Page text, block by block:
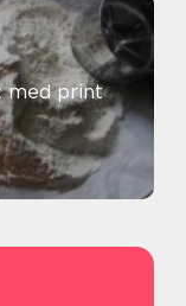
med print